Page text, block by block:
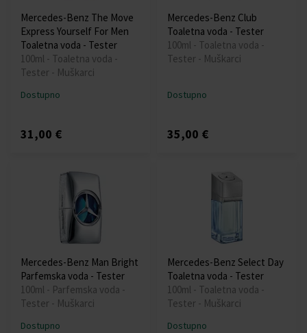
Mercedes-Benz The Move
Express Yourself For Men
Toaletna voda - Tester
100ml - Toaletna voda -
Tester - Muškarci
Dostupno
31,00 €
Mercedes-Benz Club
Toaletna voda - Tester
100ml - Toaletna voda -
Tester - Muškarci
Dostupno
35,00 €
Mercedes-Benz Man Bright
Parfemska voda - Tester
100ml - Parfemska voda -
Tester - Muškarci
Dostupno
Mercedes-Benz Select Day
Toaletna voda - Tester
100ml - Toaletna voda -
Tester - Muškarci
Dostupno